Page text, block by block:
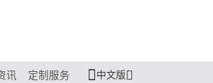
讯 定制服务 中文版